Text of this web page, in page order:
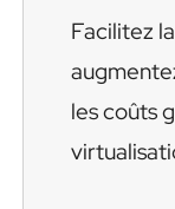
Facilitez
les coûts